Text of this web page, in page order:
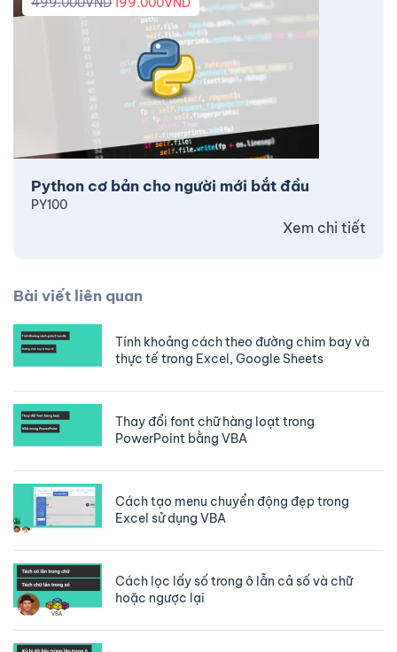
Python cơ bản cho người mới bắt đầu
PY100
Xem chi tiết
Bài viết liên quan
Tính khoảng cách theo đường chim bay và
thực tế trong Excel, Google Sheets
Thay đổi font chữ hàng loạt trong
PowerPoint bằng VBA
Cách tạo menu chuyển động đẹp trong
Excel sử dụng VBA
Cách lọc lấy số trong ô lẫn cả số và chữ
hoặc ngược lại